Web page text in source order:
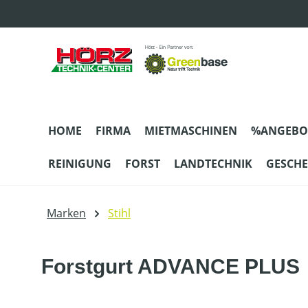
HOME FIRMA MIETMASCHINEN
REINIGUNG FORST LANDTECHNIK
Marken Stihl
Forstgurt ADVANCE PLUS